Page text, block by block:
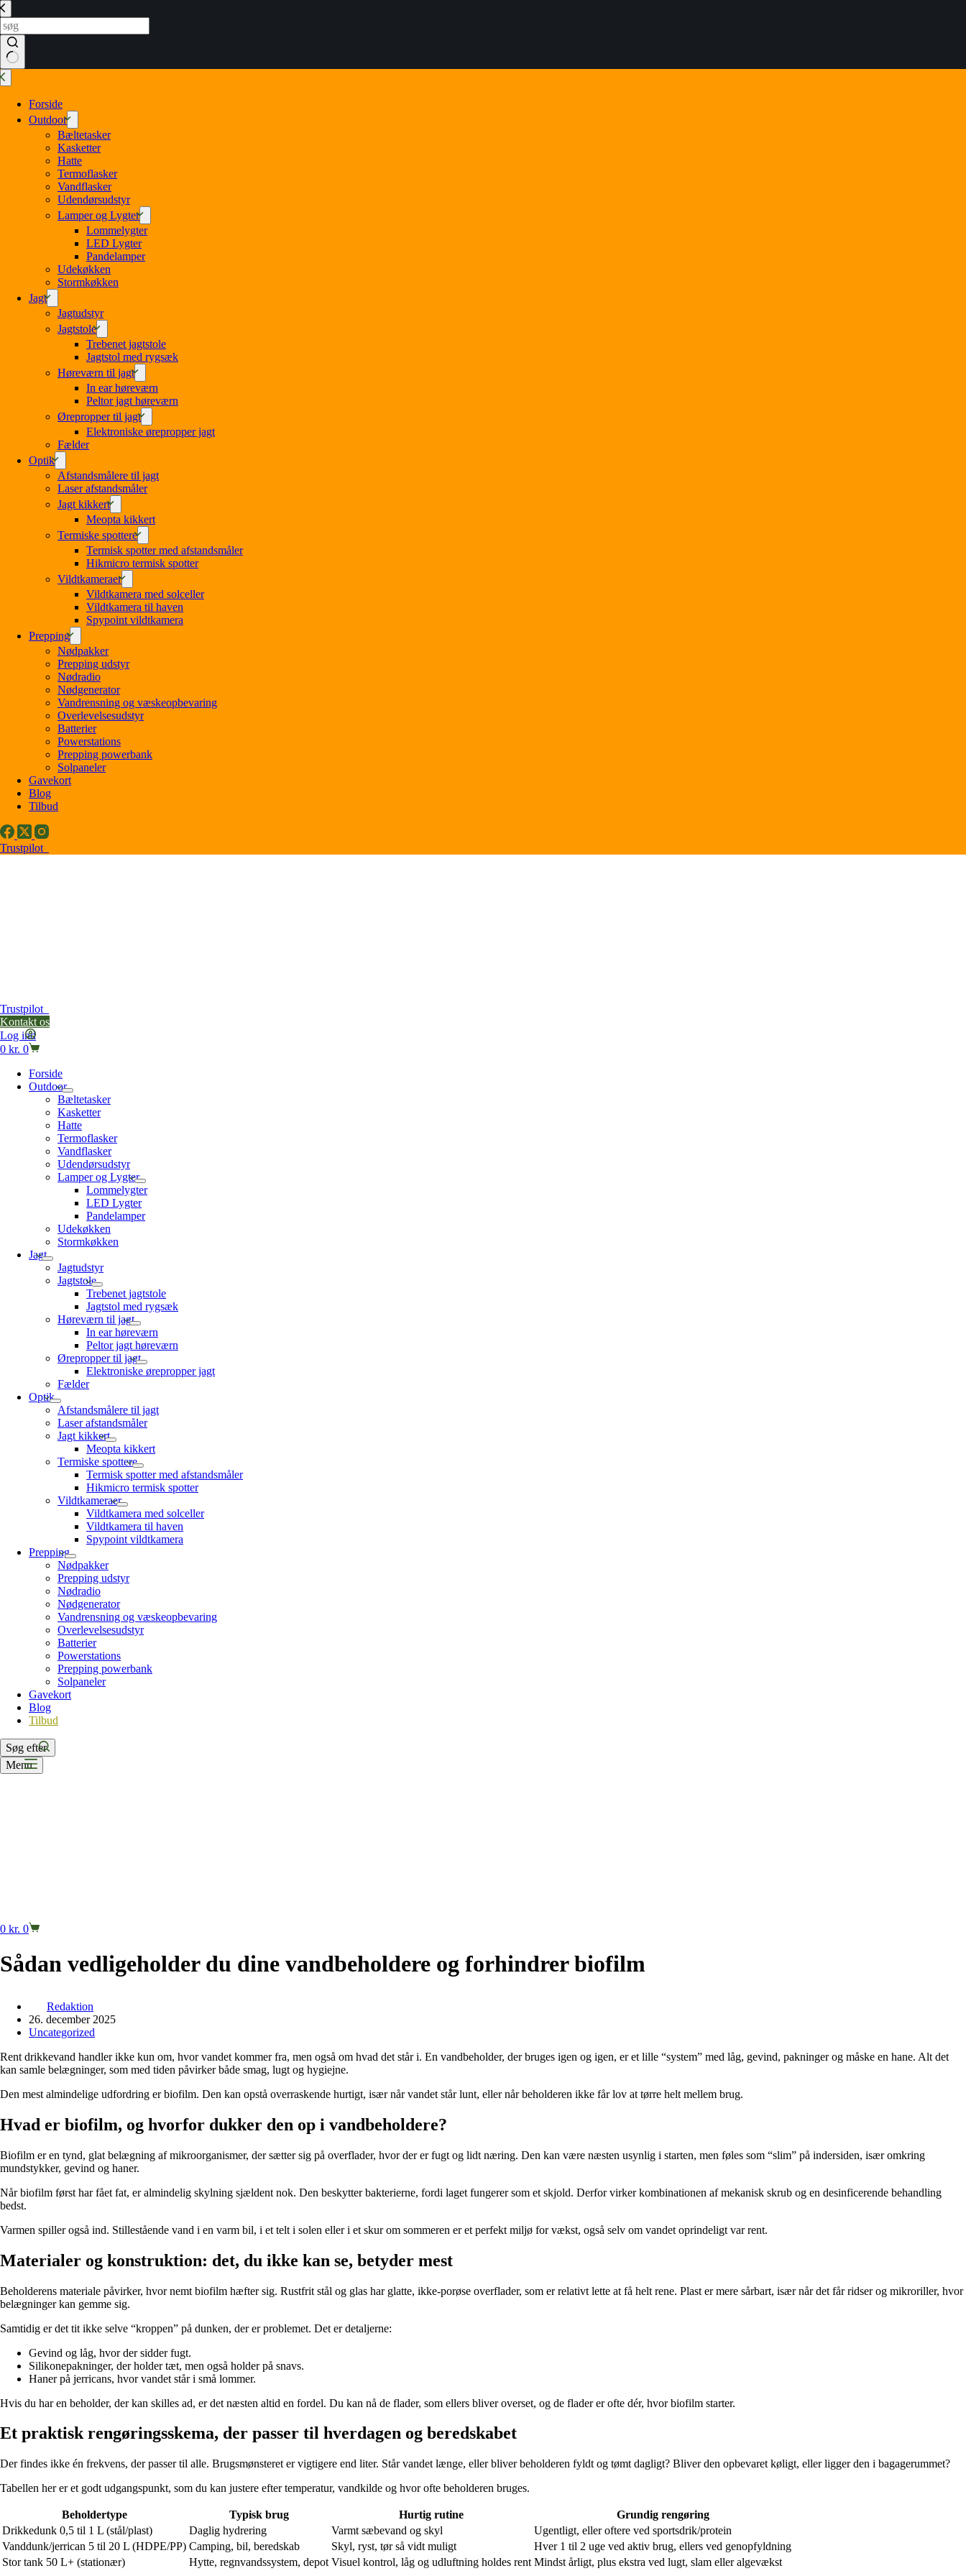
Spring
til
indhold
Ingen
resultater
Forside
Outdoor
Bæltetasker
Kasketter
Hatte
Termoflasker
Vandflasker
Udendørsudstyr
Lamper og Lygter
Lommelygter
LED Lygter
Pandelamper
Udekøkken
Stormkøkken
Jagt
Jagtudstyr
Jagtstole
Trebenet jagtstole
Jagtstol med rygsæk
Høreværn til jagt
In ear høreværn
Peltor jagt høreværn
Ørepropper til jagt
Elektroniske ørepropper jagt
Fælder
Optik
Afstandsmålere til jagt
Laser afstandsmåler
Jagt kikkert
Meopta kikkert
Termiske spottere
Termisk spotter med afstandsmåler
Hikmicro termisk spotter
Vildtkameraer
Vildtkamera med solceller
Vildtkamera til haven
Spypoint vildtkamera
Prepping
Nødpakker
Prepping udstyr
Nødradio
Nødgenerator
Vandrensning og væskeopbevaring
Overlevelsesudstyr
Batterier
Powerstations
Prepping powerbank
Solpaneler
Gavekort
Blog
Tilbud
Trustpilot
Trustpilot
Kontakt os
Log ind
Indkøbskurv
0 kr. 0
Forside
Outdoor
Bæltetasker
Kasketter
Hatte
Termoflasker
Vandflasker
Udendørsudstyr
Lamper og Lygter
Lommelygter
LED Lygter
Pandelamper
Udekøkken
Stormkøkken
Jagt
Jagtudstyr
Jagtstole
Trebenet jagtstole
Jagtstol med rygsæk
Høreværn til jagt
In ear høreværn
Peltor jagt høreværn
Ørepropper til jagt
Elektroniske ørepropper jagt
Fælder
Optik
Afstandsmålere til jagt
Laser afstandsmåler
Jagt kikkert
Meopta kikkert
Termiske spottere
Termisk spotter med afstandsmåler
Hikmicro termisk spotter
Vildtkameraer
Vildtkamera med solceller
Vildtkamera til haven
Spypoint vildtkamera
Prepping
Nødpakker
Prepping udstyr
Nødradio
Nødgenerator
Vandrensning og væskeopbevaring
Overlevelsesudstyr
Batterier
Powerstations
Prepping powerbank
Solpaneler
Gavekort
Blog
Tilbud
Søg efter
Menu
Indkøbskurv
0 kr. 0
Sådan vedligeholder du dine vandbeholdere og forhindrer biofilm
Redaktion
26. december 2025
Uncategorized
Rent drikkevand handler ikke kun om, hvor vandet kommer fra, men også om hvad det står i. En vandbeholder, der bruges igen og igen, er et lille “system” med låg, gevind, pakninger og måske en hane. Alt det
kan samle belægninger, som med tiden påvirker både smag, lugt og hygiejne.
Den mest almindelige udfordring er biofilm. Den kan opstå overraskende hurtigt, især når vandet står lunt, eller når beholderen ikke får lov at tørre helt mellem brug.
Hvad er biofilm, og hvorfor dukker den op i vandbeholdere?
Biofilm er en tynd, glat belægning af mikroorganismer, der sætter sig på overflader, hvor der er fugt og lidt næring. Den kan være næsten usynlig i starten, men føles som “slim” på indersiden, især omkring
mundstykker, gevind og haner.
Når biofilm først har fået fat, er almindelig skylning sjældent nok. Den beskytter bakterierne, fordi laget fungerer som et skjold. Derfor virker kombinationen af mekanisk skrub og en desinficerende behandling
bedst.
Varmen spiller også ind. Stillestående vand i en varm bil, i et telt i solen eller i et skur om sommeren er et perfekt miljø for vækst, også selv om vandet oprindeligt var rent.
Materialer og konstruktion: det, du ikke kan se, betyder mest
Beholderens materiale påvirker, hvor nemt biofilm hæfter sig. Rustfrit stål og glas har glatte, ikke-porøse overflader, som er relativt lette at få helt rene. Plast er mere sårbart, især når det får ridser og mikroriller, hvor
belægninger kan gemme sig.
Samtidig er det tit ikke selve “kroppen” på dunken, der er problemet. Det er detaljerne:
Gevind og låg, hvor der sidder fugt.
Silikonepakninger, der holder tæt, men også holder på snavs.
Haner på jerricans, hvor vandet står i små lommer.
Hvis du har en beholder, der kan skilles ad, er det næsten altid en fordel. Du kan nå de flader, som ellers bliver overset, og de flader er ofte dér, hvor biofilm starter.
Et praktisk rengøringsskema, der passer til hverdagen og beredskabet
Der findes ikke én frekvens, der passer til alle. Brugsmønsteret er vigtigere end liter. Står vandet længe, eller bliver beholderen fyldt og tømt dagligt? Bliver den opbevaret køligt, eller ligger den i bagagerummet?
Tabellen her er et godt udgangspunkt, som du kan justere efter temperatur, vandkilde og hvor ofte beholderen bruges.
Beholdertype Typisk brug Hurtig rutine
Grundig rengøring
Drikkedunk 0,5 til 1 L (stål/plast)
Daglig hydrering Varmt sæbevand og skyl
Ugentligt, eller oftere ved sportsdrik/protein
Vanddunk/jerrican 5 til 20 L (HDPE/PP) Camping, bil, beredskab Skyl, ryst, tør så vidt muligt
Hver 1 til 2 uge ved aktiv brug, ellers ved genopfyldning
Stor tank 50 L+ (stationær)
Hytte, regnvandssystem, depot Visuel kontrol, låg og udluftning holdes rent Mindst årligt, plus ekstra ved lugt, slam eller algevækst